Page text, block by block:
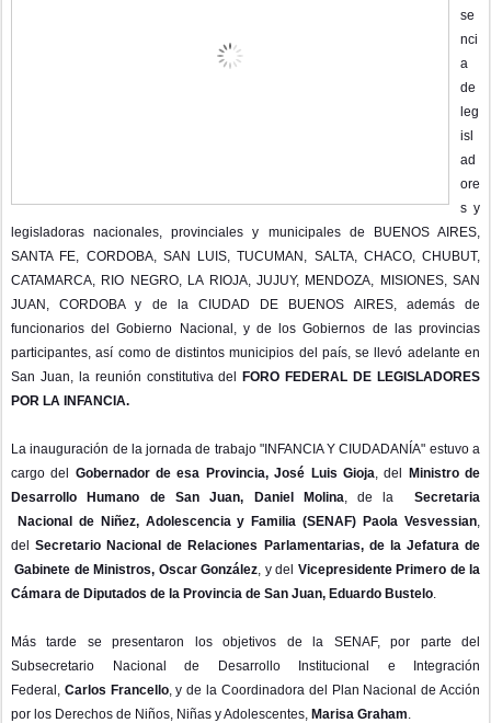
se
nci
a
de
leg
isl
ad
ore
s y
legisladoras nacionales, provinciales y municipales de BUENOS AIRES,
SANTA FE, CORDOBA, SAN LUIS, TUCUMAN, SALTA, CHACO, CHUBUT,
CATAMARCA, RIO NEGRO, LA RIOJA, JUJUY, MENDOZA, MISIONES, SAN
JUAN, CORDOBA y de la CIUDAD DE BUENOS AIRES, además de
funcionarios del Gobierno Nacional, y de los Gobiernos de las provincias
participantes, así como de distintos municipios del país, se llevó adelante en
San Juan, la reunión constitutiva delFORO FEDERAL DE LEGISLADORES
POR LA INFANCIA.
La inauguración de la jornada de trabajo "INFANCIA Y CIUDADANÍA" estuvo a
cargo del Gobernador de esa Provincia, José Luis Gioja , del Ministro de
Desarrollo Humano de San Juan, Daniel Molina , de laSecretaria
Nacionalde Niñez, Adolescencia y Familia (SENAF) Paola Vesvessian
delSecretario Nacional de Relaciones Parlamentarias, de la Jefatura de
Gabinete de Ministros, OscarGonzález , y del Vicepresidente Primero de la
Cámara de Diputados de la Provincia de San Juan, Eduardo Bustelo
Más tarde se presentaron los objetivos de la SENAF, por parte del
Subsecretario Nacional de Desarrollo Institucional e Integración
Federal, Carlos Francello, y de la Coordinadora del Plan Nacional de Acción
por los Derechos de Niños, Niñas y Adolescentes, Marisa Graham